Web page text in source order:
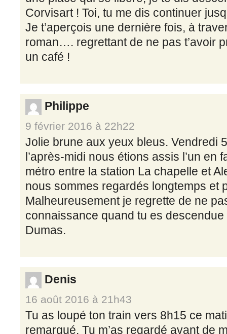
Corvisart ! Toi, tu me dis continuer
Je t’aperçois une dernière fois, à
roman…. regrettant de ne pas t’avoir
un café !
Philippe
9 février 2016 à 22h22
Jolie brune aux yeux bleus. Vendredi
l’après-midi nous étions assis l’un en
métro entre la station La chapelle et
nous sommes regardés longtemps et
Malheureusement je regrette de ne
connaissance quand tu es
Dumas.
Denis
16 août 2016 à 21h43
Tu as loupé ton train vers 8h15 ce
remarqué. Tu m’as regardé avant de